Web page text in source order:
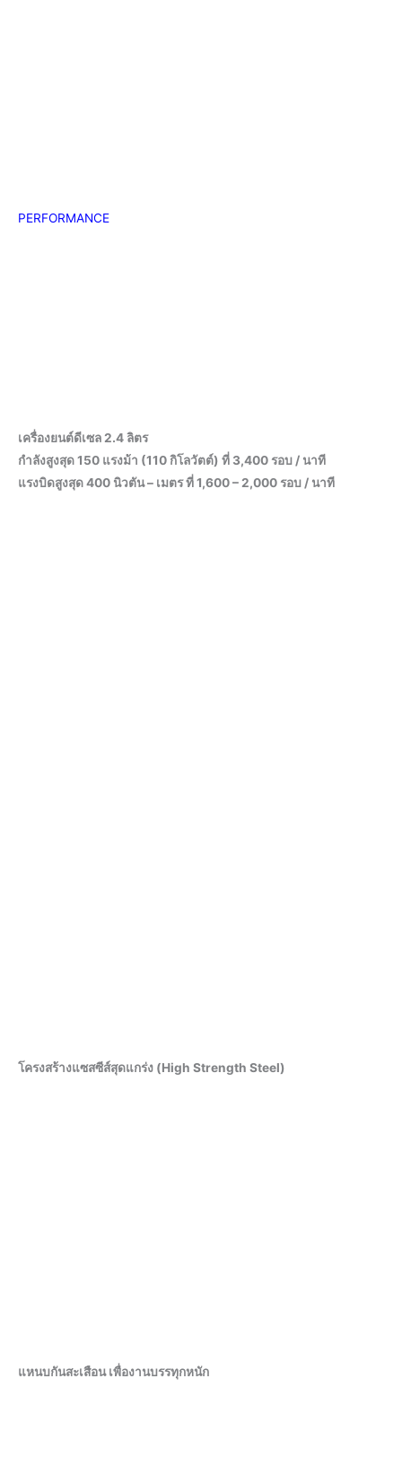
PERFORMANCE
เครื่องยนต์ดีเซล 2.4 ลิตร
กำลังสูงสุด 150 แรงม้า (110 กิโลวัตต์) ที่ 3,400 รอบ / นาที
แรงบิดสูงสุด 400 นิวตัน – เมตร ที่ 1,600 – 2,000 รอบ / นาที
โครงสร้างแซสซีส์สุดแกร่ง (High Strength Steel)
แหนบกันสะเสือน เพื่องานบรรทุกหนัก